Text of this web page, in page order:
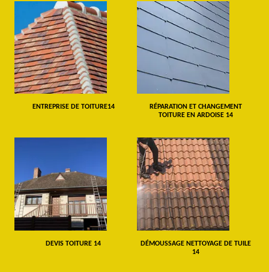
ENTREPRISE DE TOITURE14
RÉPARATION ET CHANGEMENT
TOITURE EN ARDOISE 14
DEVIS TOITURE 14
DÉMOUSSAGE NETTOYAGE DE TUILE
14